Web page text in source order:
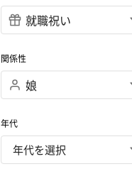
関係性
年代